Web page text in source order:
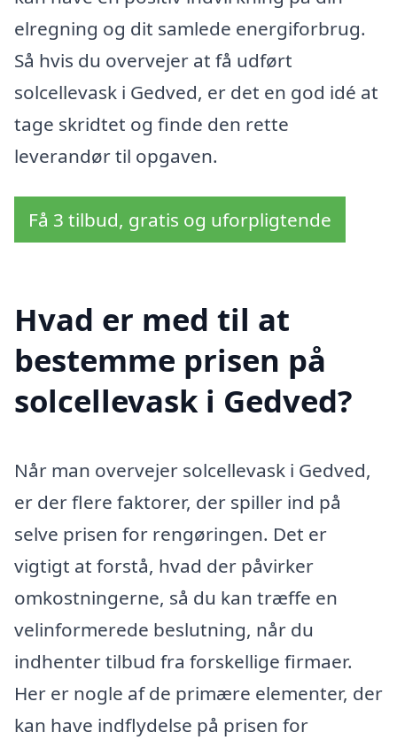
elregning og dit samlede energiforbrug.
Så hvis du overvejer at få udført
solcellevask i Gedved, er det en god idé at
tage skridtet og finde den rette
leverandør til opgaven.
Få 3 tilbud, gratis og uforpligtende
Hvad er med til at
bestemme prisen på
solcellevask i Gedved?
Når man overvejer solcellevask i Gedved,
er der flere faktorer, der spiller ind på
selve prisen for rengøringen. Det er
vigtigt at forstå, hvad der påvirker
omkostningerne, så du kan træffe en
velinformerede beslutning, når du
indhenter tilbud fra forskellige firmaer.
Her er nogle af de primære elementer, der
kan have indflydelse på prisen for